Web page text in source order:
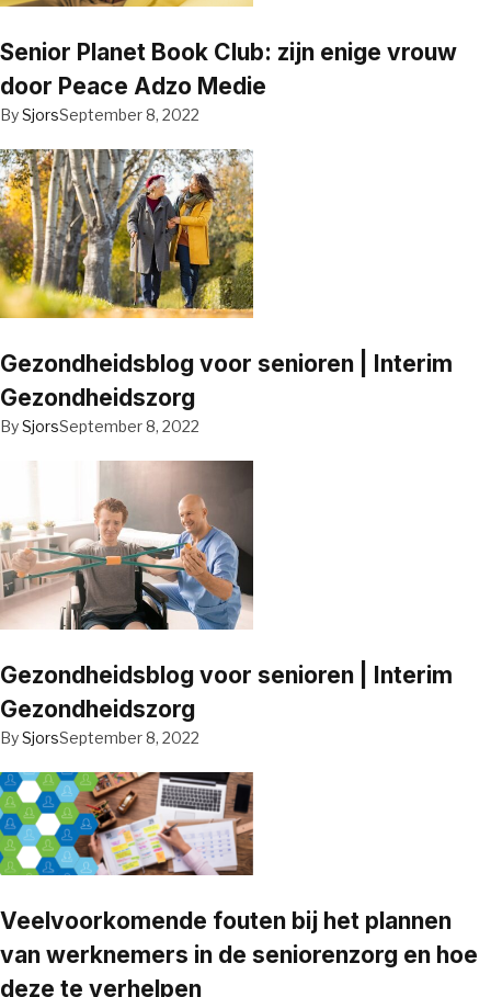
Senior Planet Book Club: zijn enige vrouw
door Peace Adzo Medie
BySjorsSeptember 8, 2022
Gezondheidsblog voor senioren | Interim
Gezondheidszorg
BySjorsSeptember 8, 2022
Gezondheidsblog voor senioren | Interim
Gezondheidszorg
BySjorsSeptember 8, 2022
Veelvoorkomende fouten bij het plannen
van werknemers in de seniorenzorg en hoe
deze te verhelpen